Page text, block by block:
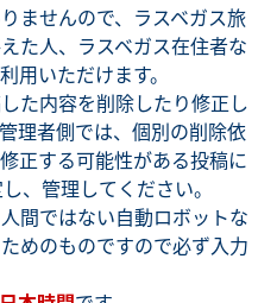
ませんので、ラスベガス旅
た人、ラスベガス在住者な
用いただけます。
た内容を削除したり修正し
理者側では、個別の削除依
正する可能性がある投稿に
、管理してください。
間ではない自動ロボットな
めのものですので必ず入力